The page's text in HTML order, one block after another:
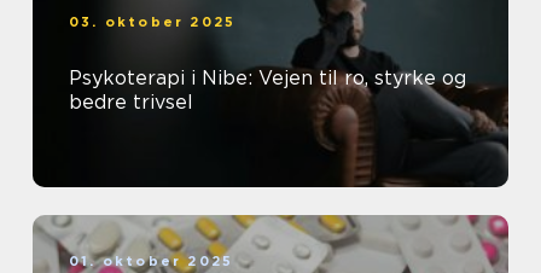
03. oktober 2025
Psykoterapi i Nibe: Vejen til ro, styrke og
bedre trivsel
01. oktober 2025